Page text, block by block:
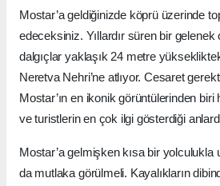
Mostar’a geldiğinizde köprü üzerinde
edeceksiniz. Yıllardır süren bir
dalgıçlar yaklaşık 24 metre
Neretva Nehri’ne atlıyor. Cesaret
Mostar’ın en ikonik görüntülerinden
ve turistlerin en çok ilgi gösterdiği
Mostar’a gelmişken kısa bir yolculukla
da mutlaka görülmeli. Kayalıkların